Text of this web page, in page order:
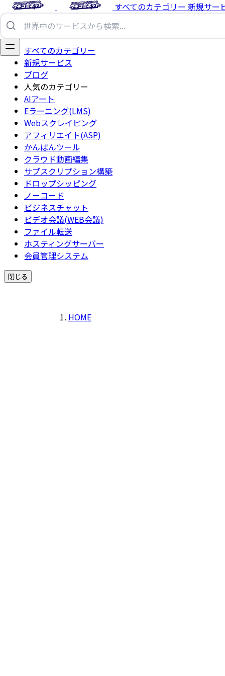
すべてのカテゴリー 新規サー
すべてのカテゴリー
新規サービス
ブログ
人気のカテゴリー
AIアート
Eラーニング(LMS)
Webスクレイピング
アフィリエイト(ASP)
かんばんツール
クラウド動画編集
サブスクリプション構築
ドロップシッピング
ノーコード
ビジネスチャット
ビデオ会議(WEB会議)
ファイル転送
ホスティングサーバー
会員管理システム
閉じる
HOME